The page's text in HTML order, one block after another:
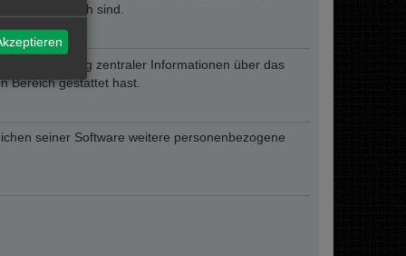
erforderlich sind.
Übermittlung zentraler Informationen über das
Bereich gestattet hast.
seiner Software weitere personenbezogene